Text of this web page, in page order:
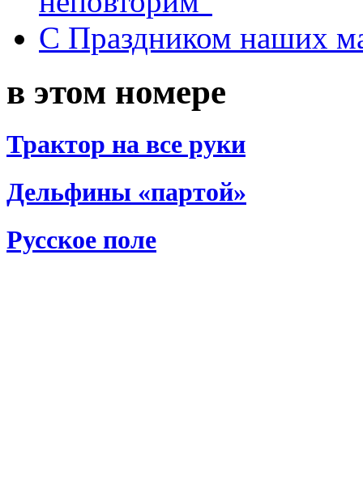
С Праздником наших
в этом номере
Трактор на все руки
Дельфины «партой»
Русское поле